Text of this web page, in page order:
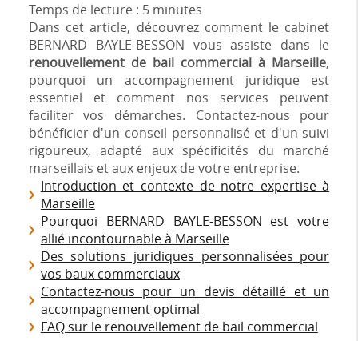
Temps de lecture : 5 minutes
Dans cet article, découvrez comment le cabinet
BERNARD BAYLE-BESSON vous assiste dans le
renouvellement de bail commercial à Marseille,
pourquoi un accompagnement juridique est
essentiel et comment nos services peuvent
faciliter vos démarches. Contactez-nous pour
bénéficier d'un conseil personnalisé et d'un suivi
rigoureux, adapté aux spécificités du marché
marseillais et aux enjeux de votre entreprise.
Introduction et contexte de notre expertise à
Marseille
Pourquoi BERNARD BAYLE-BESSON est votre
allié incontournable à Marseille
Des solutions juridiques personnalisées pour
vos baux commerciaux
Contactez-nous pour un devis détaillé et un
accompagnement optimal
FAQ sur le renouvellement de bail commercial